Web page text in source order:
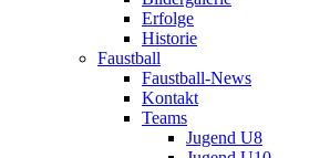
Erfolge
Historie
Faustball
Faustball-News
Kontakt
Teams
Jugend U8